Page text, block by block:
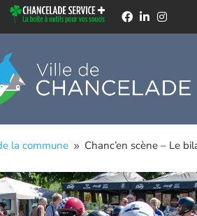
la commune 9 Chanc’en scène – Le